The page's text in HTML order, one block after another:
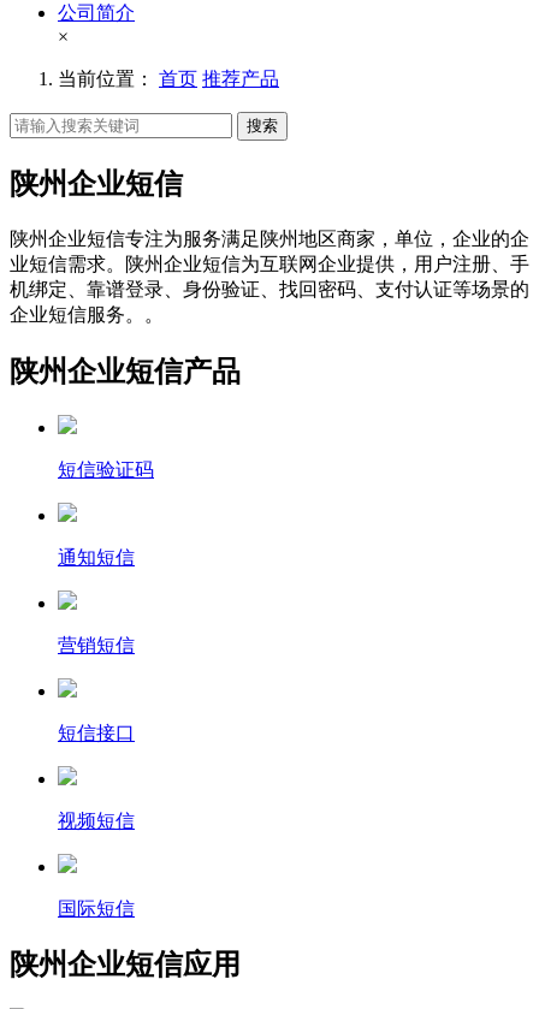
公司简介
×
当前位置： 首页 推荐产品
搜索
陕州企业短信
陕州企业短信专注为服务满足陕州地区商家，单位，企业的企
业短信需求。陕州企业短信为互联网企业提供，用户注册、手
机绑定、靠谱登录、身份验证、找回密码、支付认证等场景的
企业短信服务。。
陕州企业短信产品
短信验证码
通知短信
营销短信
短信接口
视频短信
国际短信
陕州企业短信应用